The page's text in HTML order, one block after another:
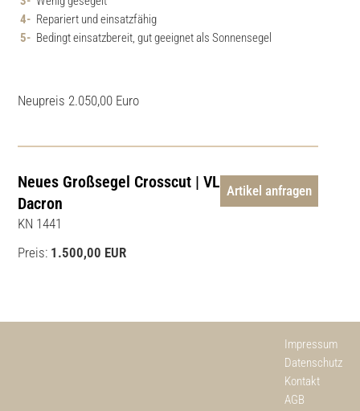
Repariert und einsatzfähig
Bedingt einsatzbereit, gut geeignet als Sonnensegel
Neupreis 2.050,00 Euro
Neues Großsegel Crosscut | VL 9.05m |
Dacron
KN 1441
Preis: 1.500,00 EUR
Artikel anfragen
Impressum
Datenschutz
Kontakt
AGB